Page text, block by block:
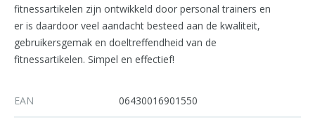
fitnessartikelen zijn ontwikkeld door personal trainers en
er is daardoor veel aandacht besteed aan de kwaliteit,
gebruikersgemak en doeltreffendheid van de
fitnessartikelen. Simpel en effectief!
EAN 06430016901550